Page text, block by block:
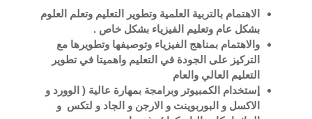
الاهتمام بالتربية العلمية وتطوير التعليم وتعلم العلوم
بشكل عام وتعليم الفيزياء بشكل خاص .
والاهتمام بمناهج الفيزياء وتوصيفها وتطويرها مع
التركيز على الجودة في التعليم واهميتا في تطوير
التعليم العالي والعام
إستخدام الكمبيوتر وبرامجة بمهارة عالية ( الوورد و
الاكسل و البوربوينت و الارجن و الجاد و لتكس و